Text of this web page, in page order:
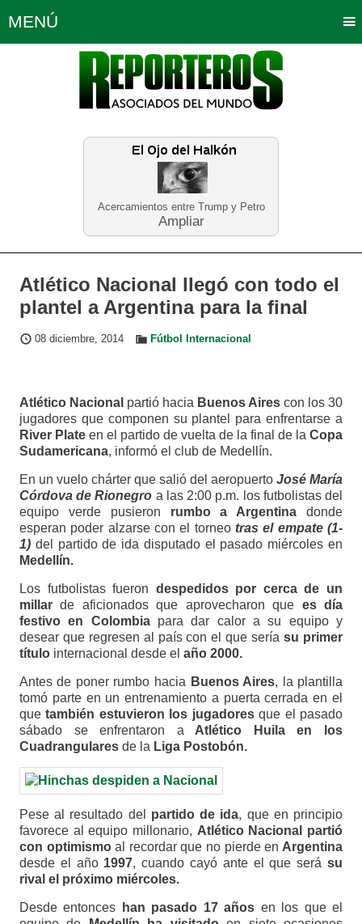
Acercamientos entre Trump y Petro
Ampliar
MENÚ
Política Opinión Bogotá
Planeta Tierra Deportes
Educación Neira
Atlético Nacional llegó con todo el
plantel a Argentina para la final
08 diciembre, 2014 Fútbol Internacional
Atlético Nacional partió hacia Buenos Aires con los 30
jugadores que componen su plantel para enfrentarse a
River Plate en el partido de vuelta de la final de laCopa
Sudamericana, informó el club de Medellín.
En un vuelo chárter que salió del aeropuertoJosé María
Córdova de Rionegro a las 2:00 p.m. los futbolistas del
equipo verde pusieron rumbo a Argentina donde
esperan poder alzarse con el torneotras el empate (1-
1)del partido de ida disputado el pasado miércoles en
Medellín.
Los futbolistas fueron despedidos por cerca de un
millarde aficionados que aprovecharon que es día
festivo en Colombia para dar calor a su equipo y
desear que regresen al país con el que seríasu primer
títulointernacional desde el año 2000.
Antes de poner rumbo hacia Buenos Aires, la plantilla
tomó parte en un entrenamiento a puerta cerrada en el
quetambién estuvieron los jugadoresque el pasado
sábado se enfrentaron a Atlético Huila en los
Cuadrangulares de la Liga Postobón.
Pese al resultado del partido de ida, que en principio
favorece al equipo millonario, Atlético Nacional partió
con optimismoal recordar que no pierde en Argentina
desde el año 1997, cuando cayó ante el que serásu
rival el próximo miércoles.
Desde entonces han pasado 17 años en los que el